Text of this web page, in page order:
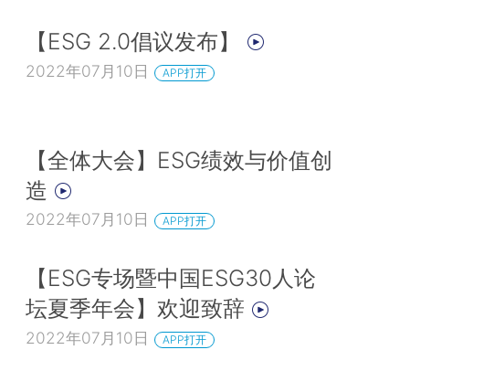
【ESG 2.0倡议发布】
2022年07月10日 APP打开
【全体大会】ESG绩效与价值创
造
2022年07月10日 APP打开
【ESG专场暨中国ESG30人论
坛夏季年会】欢迎致辞
2022年07月10日 APP打开